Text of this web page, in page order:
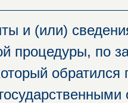
и (или)
процедуры, по